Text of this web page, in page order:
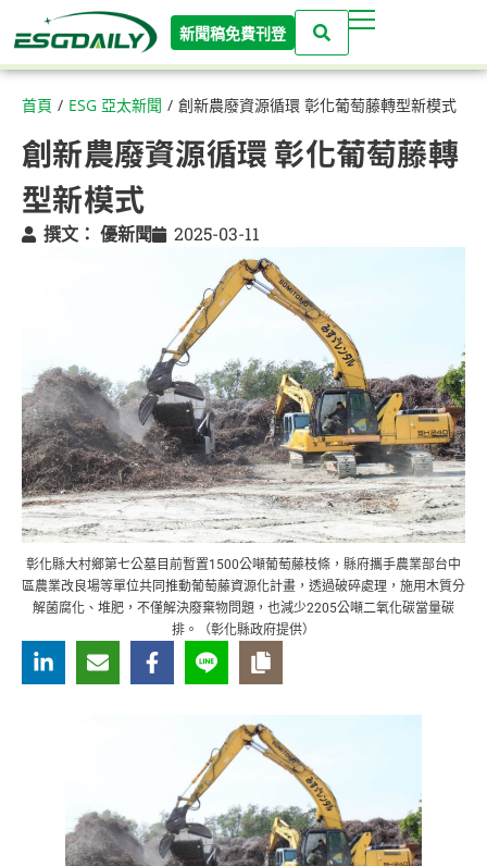
新聞稿免費刊登
首頁 / ESG 亞太新聞 / 創新農廢資源循環 彰化葡萄藤轉型新模式
創新農廢資源循環 彰化葡萄藤轉
型新模式
撰文： 優新聞 2025-03-11
彰化縣大村鄉第七公墓目前暫置1500公噸葡萄藤枝條，縣府攜手農業部台中
區農業改良場等單位共同推動葡萄藤資源化計畫，透過破碎處理，施用木質分
解菌腐化、堆肥，不僅解決廢棄物問題，也減少2205公噸二氧化碳當量碳
排。（彰化縣政府提供）